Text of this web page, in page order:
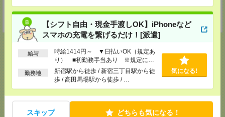
【シフト自由・現金手渡しOK】iPhoneなど
スマホの充電を繋げるだけ！[派遣]
給与
時給1414円～ ▼日払いOK（規定あ
り） ■初勤務手当あり ※規定によ
る
勤務地
新宿駅から徒歩 / 新宿三丁目駅から徒
歩 / 高田馬場駅から徒歩 / …
気になる!
スキップ どちらも気になる！
担当：採用担当者
受付可能日時：9:30-19:00 ※電話受付時間⇒9:30-21:00
応募ページへ
気になる！